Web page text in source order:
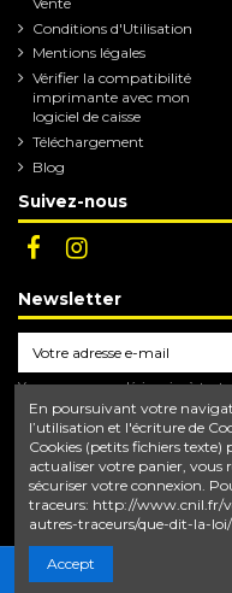
Conditions d'Utilisation
Mentions légales
Vérifier la compatibilité
imprimante avec mon
logiciel de caisse
Téléchargement
Blog
Suivez-nous
Newsletter
Vous pouvez vous désinscrire à tout
contact dans les conditions
En vous abonnant, vous acceptez
confidentialité.
En poursuivant votre
l’utilisation et l'écriture de
Cookies (petits fichiers
actualiser votre panier, vous
sécuriser votre connexion.
traceurs: http://www.cnil.fr/
autres-traceurs/que-dit-la-loi/
Accept